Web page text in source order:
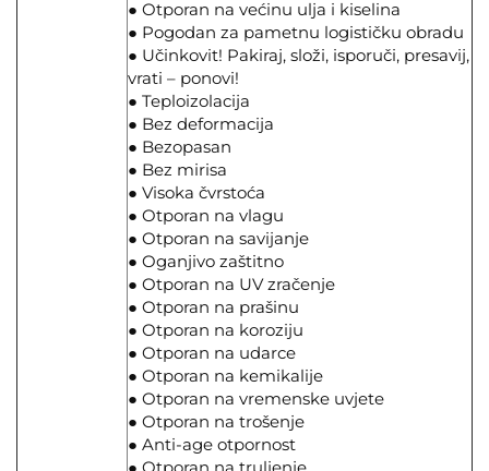
● Otporan na većinu ulja i kiselina
● Pogodan za pametnu logističku obradu
● Učinkovit! Pakiraj, složi, isporuči, presavij,
vrati – ponovi!
● Teploizolacija
● Bez deformacija
● Bezopasan
● Bez mirisa
● Visoka čvrstoća
● Otporan na vlagu
● Otporan na savijanje
● Oganjivo zaštitno
● Otporan na UV zračenje
● Otporan na prašinu
● Otporan na koroziju
● Otporan na udarce
● Otporan na kemikalije
● Otporan na vremenske uvjete
● Otporan na trošenje
● Anti-age otpornost
● Otporan na truljenje